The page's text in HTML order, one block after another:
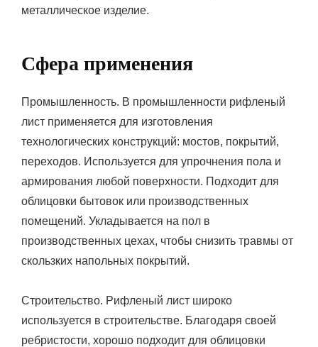
металлическое изделие.
Сфера применения
Промышленность. В промышленности рифленый
лист применяется для изготовления
технологических конструкций: мостов, покрытий,
переходов. Используется для упрочнения пола и
армирования любой поверхности. Подходит для
облицовки бытовок или производственных
помещений. Укладывается на пол в
производственных цехах, чтобы снизить травмы от
скользких напольных покрытий.
Строительство. Рифленый лист широко
используется в строительстве. Благодаря своей
ребристости, хорошо подходит для облицовки